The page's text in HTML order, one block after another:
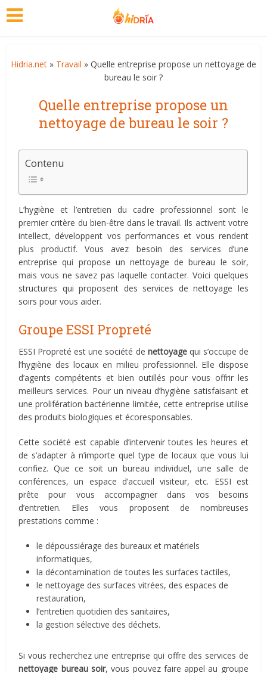
Hidria.net » Travail » Quelle entreprise propose un nettoyage de
bureau le soir ?
Quelle entreprise propose un
nettoyage de bureau le soir ?
Contenu
L’hygiène et l’entretien du cadre professionnel sont le
premier critère du bien-être dans le travail. Ils activent votre
intellect, développent vos performances et vous rendent
plus productif. Vous avez besoin des services d’une
entreprise qui propose un nettoyage de bureau le soir,
mais vous ne savez pas laquelle contacter. Voici quelques
structures qui proposent des services de nettoyage les
soirs pour vous aider.
Groupe ESSI Propreté
ESSI Propreté est une société de nettoyagequi s’occupe de
l’hygiène des locaux en milieu professionnel. Elle dispose
d’agents compétents et bien outillés pour vous offrir les
meilleurs services. Pour un niveau d’hygiène satisfaisant et
une prolifération bactérienne limitée, cette entreprise utilise
des produits biologiques et écoresponsables.
Cette société est capable d’intervenir toutes les heures et
de s’adapter à n’importe quel type de locaux que vous lui
confiez. Que ce soit un bureau individuel, une salle de
conférences, un espace d’accueil visiteur, etc. ESSI est
prête pour vous accompagner dans vos besoins
d’entretien. Elles vous proposent de nombreuses
prestations comme :
le dépoussiérage des bureaux et matériels
informatiques,
la décontamination de toutes les surfaces tactiles,
le nettoyage des surfaces vitrées, des espaces de
restauration,
l’entretien quotidien des sanitaires,
la gestion sélective des déchets.
Si vous recherchez une entreprise qui offre des services de
nettoyage bureau soir, vous pouvez faire appel au groupe